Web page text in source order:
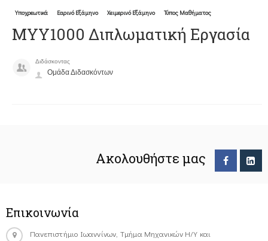
Υποχρεωτικά Εαρινό Εξάμηνο Χειμερινό Εξάμηνο Τύπος Μαθήματος
ΜΥΥ1000 Διπλωματική Εργασία
Διδάσκοντας
Ομάδα Διδασκόντων
Ακολουθήστε μας
Επικοινωνία
Πανεπιστήμιο Ιωαννίνων, Τμήμα Μηχανικών Η/Υ και